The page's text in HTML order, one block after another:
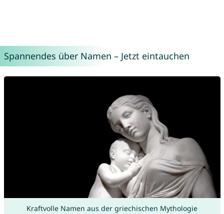
Spannendes über Namen – Jetzt eintauchen
Kraftvolle Namen aus der griechischen Mythologie